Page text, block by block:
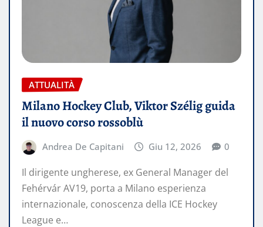
ATTUALITÀ
Milano Hockey Club, Viktor Szélig guida
il nuovo corso rossoblù
Andrea De Capitani Giu 12, 2026 0
Il dirigente ungherese, ex General Manager del
Fehérvár AV19, porta a Milano esperienza
internazionale, conoscenza della ICE Hockey
League e…